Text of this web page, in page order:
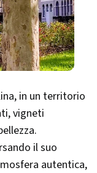
in un territorio
vigneti
il suo
autentica,